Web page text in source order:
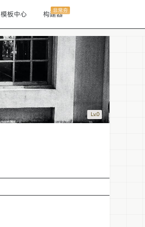
模板中心 构建器
非常夯
Lv.0